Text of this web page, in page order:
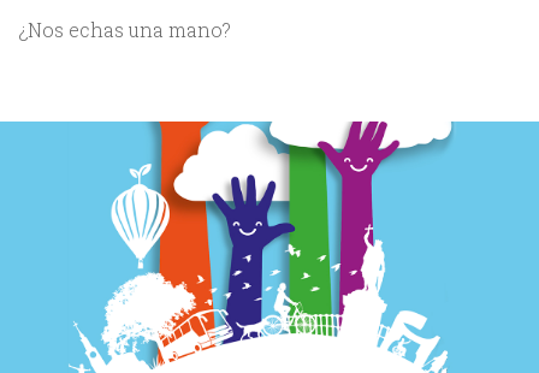
Acerca de Bittia
Servicios
Trabajos
Blog
Contacto
¿Nos echas una mano?